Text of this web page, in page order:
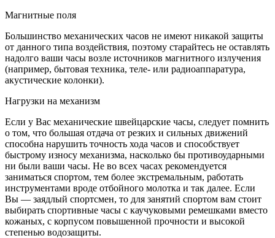
Магнитные поля
Большинство механических часов не имеют никакой защиты
от данного типа воздействия, поэтому старайтесь не оставлять
надолго ваши часы возле источников магнитного излучения
(например, бытовая техника, теле- или радиоаппаратура,
акустические колонки).
Нагрузки на механизм
Если у Вас механические швейцарские часы, следует помнить
о том, что большая отдача от резких и сильных движений
способна нарушить точность хода часов и способствует
быстрому износу механизма, насколько бы противоударными
ни были ваши часы. Не во всех часах рекомендуется
заниматься спортом, тем более экстремальным, работать
инструментами вроде отбойного молотка и так далее. Если
Вы — заядлый спортсмен, то для занятий спортом вам стоит
выбирать спортивные часы с каучуковыми ремешками вместо
кожаных, с корпусом повышенной прочности и высокой
степенью водозащиты.